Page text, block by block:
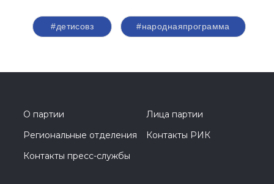
#детисовз #народнаяпрограмма
О партии
Лица партии
Региональные отделения
Контакты РИК
Контакты пресс-службы